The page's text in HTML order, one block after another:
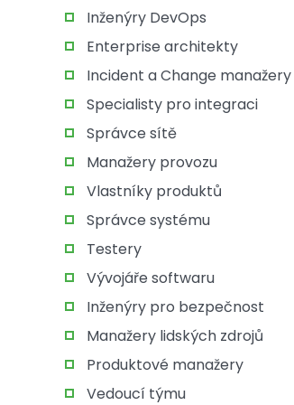
Inženýry DevOps
Enterprise architekty
Incident a Change manažery
Specialisty pro integraci
Správce sítě
Manažery provozu
Vlastníky produktů
Správce systému
Testery
Vývojáře softwaru
Inženýry pro bezpečnost
Manažery lidských zdrojů
Produktové manažery
Vedoucí týmu